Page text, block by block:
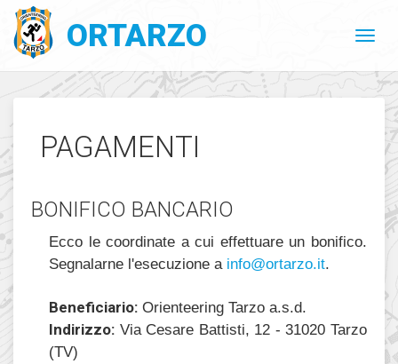
ORTARZO
PAGAMENTI
BONIFICO BANCARIO
Ecco le coordinate a cui effettuare un bonifico.
Segnalarne l'esecuzione a
ti.oz
ratro
@ofni .
Beneficiario: Orienteering Tarzo a.s.d.
Indirizzo: Via Cesare Battisti, 12 - 31020 Tarzo
(TV)